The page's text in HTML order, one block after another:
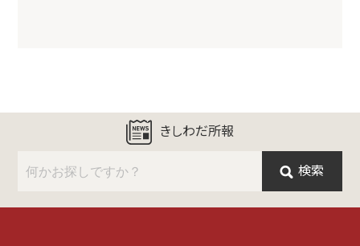
きしわだ所報
検索